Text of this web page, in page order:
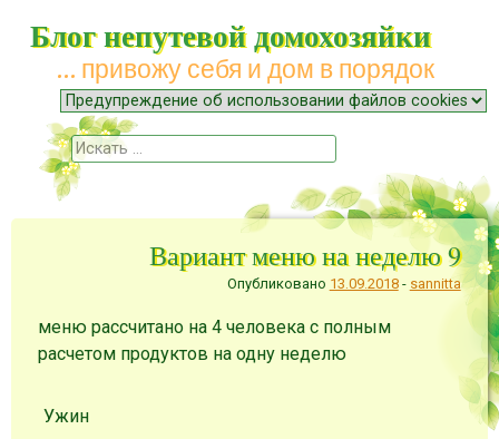
Блог непутевой домохозяйки
… привожу себя и дом в порядок
Меню
Наверх
Поиск
Вариант меню на неделю 9
Опубликовано 13.09.2018- sannitta
меню рассчитано на 4 человека с полным
расчетом продуктов на одну неделю
Ужин